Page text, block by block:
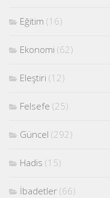
Eğitim (16)
Ekonomi (62)
Eleştiri (12)
Felsefe (25)
Güncel (292)
Hadis (15)
İbadetler (66)